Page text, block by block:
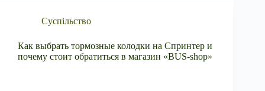
Суспільство
Как выбрать тормозные колодки на Спринтер и
почему стоит обратиться в магазин «BUS-shop»